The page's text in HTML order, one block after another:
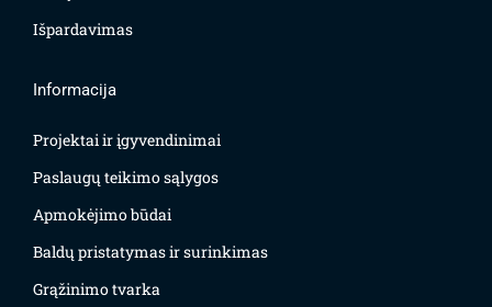
Išpardavimas
Informacija
Projektai ir įgyvendinimai
Paslaugų teikimo sąlygos
Apmokėjimo būdai
Baldų pristatymas ir surinkimas
Grąžinimo tvarka